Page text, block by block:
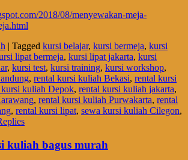
2018/08/menyewakan-meja-
| Tagged kursi belajar, kursi bermeja, kursi
lipat bermeja, kursi lipat jakarta, kursi
, kursi test, kursi training, kursi workshop,
, rental kursi kuliah Bekasi, rental kursi
kursi kuliah Depok, rental kursi kuliah jakarta,
, rental kursi kuliah Purwakarta, rental
, rental kursi lipat, sewa kursi kuliah Cilegon,
kuliah bagus murah